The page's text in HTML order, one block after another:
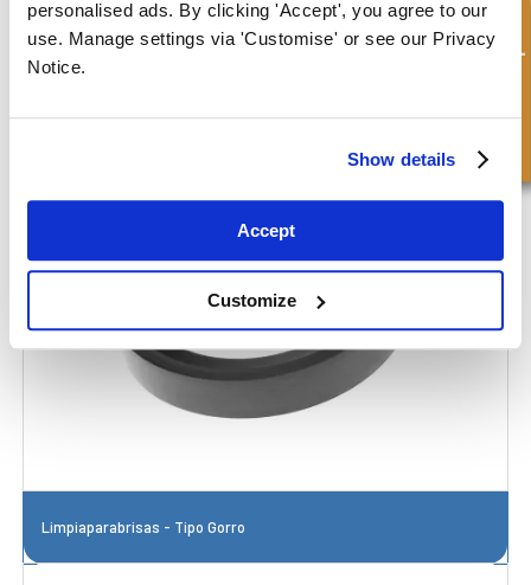
personalised ads. By clicking 'Accept', you agree to our
use. Manage settings via 'Customise' or see our Privacy
Notice.
Show details
Accept
Customize
Limpiaparabrisas - Tipo Gorro
Consulta rápida